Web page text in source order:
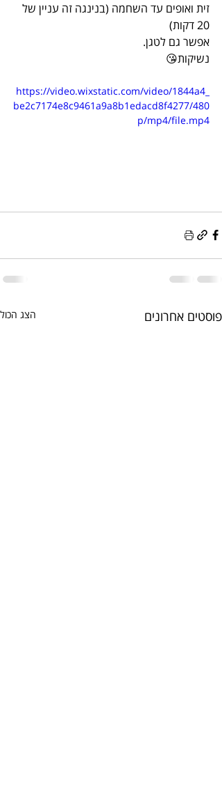
זית ואופים עד השחמה (בנינגה זה עניין של
20 דקות)
אפשר גם לטגן.
נשיקות😘
https://video.wixstatic.com/video/1844a4_
be2c7174e8c9461a9a8b1edacd8f4277/480
p/mp4/file.mp4
פוסטים אחרונים הצג הכול